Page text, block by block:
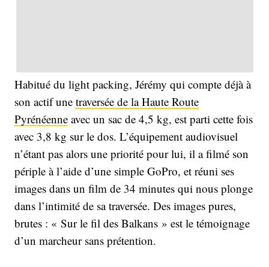
Habitué du light packing, Jérémy qui compte déjà à
son actif une traversée de la Haute Route
Pyrénéenne avec un sac de 4,5 kg, est parti cette fois
avec 3,8 kg sur le dos. L’équipement audiovisuel
n’étant pas alors une priorité pour lui, il a filmé son
périple à l’aide d’une simple GoPro, et réuni ses
images dans un film de 34 minutes qui nous plonge
dans l’intimité de sa traversée. Des images pures,
brutes : « Sur le fil des Balkans » est le témoignage
d’un marcheur sans prétention.